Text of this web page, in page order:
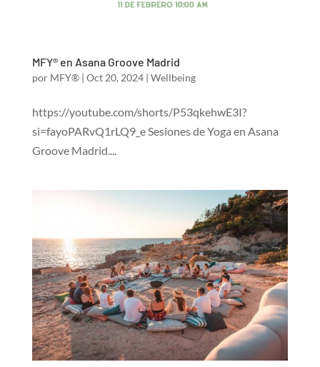
MFY® en Asana Groove Madrid
por MFY®| Oct 20, 2024| Wellbeing
https://youtube.com/shorts/P53qkehwE3I?
si=fayoPARvQ1rLQ9_e Sesiones de Yoga en Asana
Groove Madrid....